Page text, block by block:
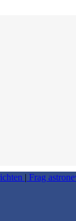
| Frag